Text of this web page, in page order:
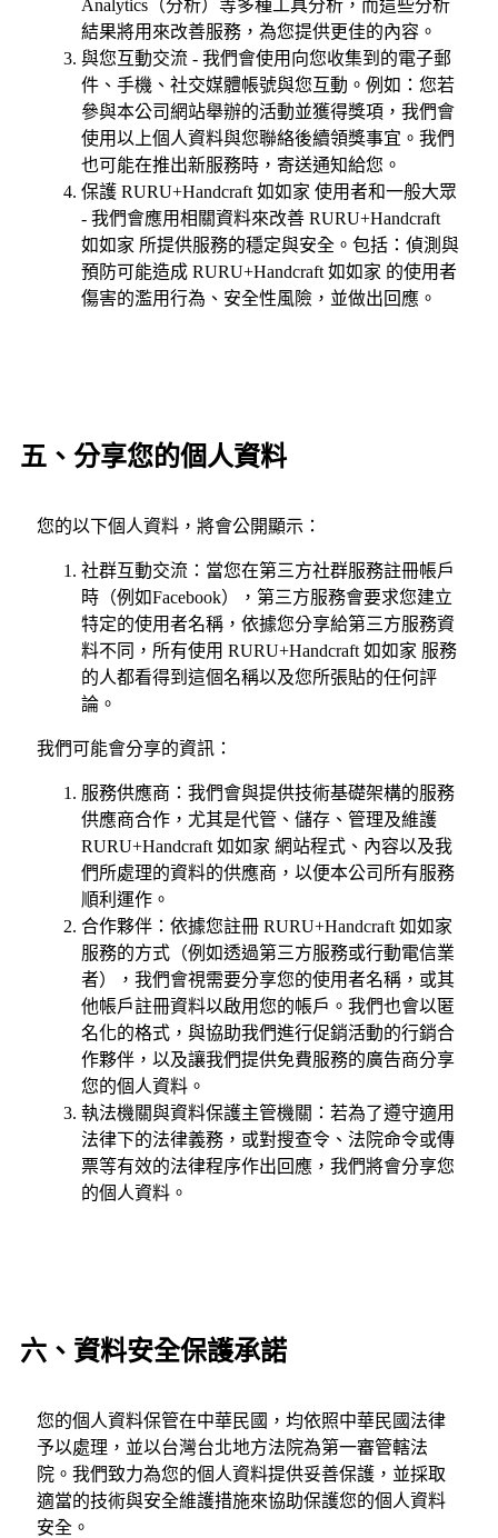
Analytics（分析）等多種工具分析，而這些分析
結果將用來改善服務，為您提供更佳的內容。
與您互動交流 - 我們會使用向您收集到的電子郵
件、手機、社交媒體帳號與您互動。例如：您若
參與本公司網站舉辦的活動並獲得獎項，我們會
使用以上個人資料與您聯絡後續領獎事宜。我們
也可能在推出新服務時，寄送通知給您。
保護 RURU+Handcraft 如如家 使用者和一般大眾
- 我們會應用相關資料來改善 RURU+Handcraft
如如家 所提供服務的穩定與安全。包括：偵測與
預防可能造成 RURU+Handcraft 如如家 的使用者
傷害的濫用行為、安全性風險，並做出回應。
五、分享您的個人資料
您的以下個人資料，將會公開顯示：
社群互動交流：當您在第三方社群服務註冊帳戶
時（例如Facebook），第三方服務會要求您建立
特定的使用者名稱，依據您分享給第三方服務資
料不同，所有使用 RURU+Handcraft 如如家 服務
的人都看得到這個名稱以及您所張貼的任何評
論。
我們可能會分享的資訊：
服務供應商：我們會與提供技術基礎架構的服務
供應商合作，尤其是代管、儲存、管理及維護
RURU+Handcraft 如如家 網站程式、內容以及我
們所處理的資料的供應商，以便本公司所有服務
順利運作。
合作夥伴：依據您註冊 RURU+Handcraft 如如家
服務的方式（例如透過第三方服務或行動電信業
者），我們會視需要分享您的使用者名稱，或其
他帳戶註冊資料以啟用您的帳戶。我們也會以匿
名化的格式，與協助我們進行促銷活動的行銷合
作夥伴，以及讓我們提供免費服務的廣告商分享
您的個人資料。
執法機關與資料保護主管機關：若為了遵守適用
法律下的法律義務，或對搜查令、法院命令或傳
票等有效的法律程序作出回應，我們將會分享您
的個人資料。
六、資料安全保護承諾
您的個人資料保管在中華民國，均依照中華民國法律
予以處理，並以台灣台北地方法院為第一審管轄法
院。我們致力為您的個人資料提供妥善保護，並採取
適當的技術與安全維護措施來協助保護您的個人資料
安全。